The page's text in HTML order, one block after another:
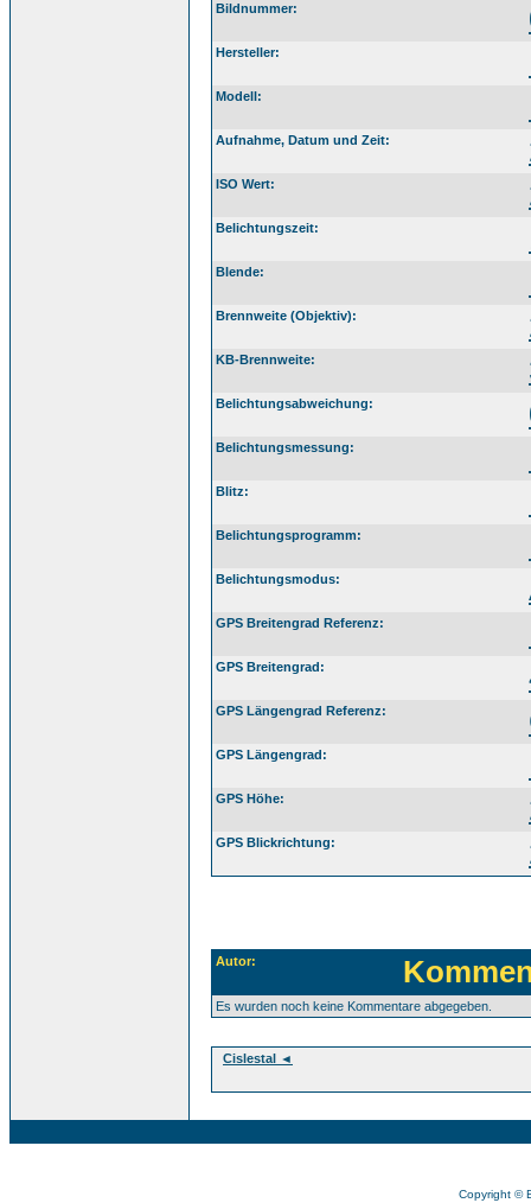
Bildnummer:
Hersteller:
Modell:
Aufnahme, Datum und Zeit:
ISO Wert:
Belichtungszeit:
Blende:
Brennweite (Objektiv):
KB-Brennweite:
Belichtungsabweichung:
Belichtungsmessung:
Blitz:
Belichtungsprogramm:
Belichtungsmodus:
GPS Breitengrad Referenz:
GPS Breitengrad:
GPS Längengrad Referenz:
GPS Längengrad:
GPS Höhe:
GPS Blickrichtung:
Autor:
Es wurden noch keine Kommentare abgegeben.
Cislestal ◄
Copyright ©